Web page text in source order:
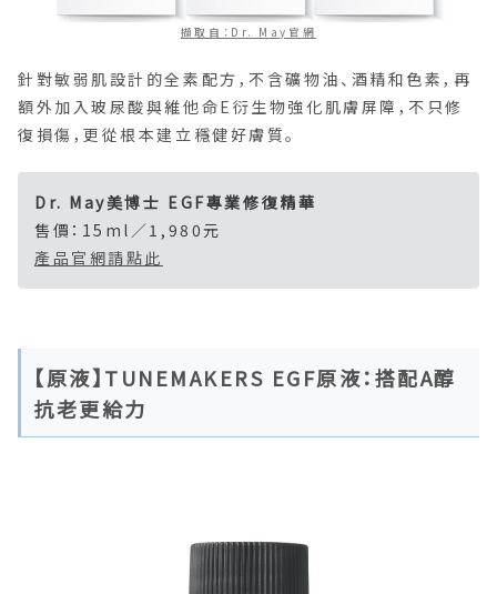
擷取自：Dr. May官網
針對敏弱肌設計的全素配方，不含礦物油、酒精和色素，再
額外加入玻尿酸與維他命E衍生物強化肌膚屏障，不只修
復損傷，更從根本建立穩健好膚質。
Dr. May美博士 EGF專業修復精華
售價：15ml／1,980元
產品官網請點此
【原液】TUNEMAKERS EGF原液：搭配A醇
抗老更給力